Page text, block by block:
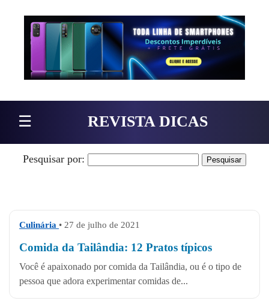
Pular para o conteúdo
☰ REVISTA DICAS
Pesquisar por:
Culinária • 27 de julho de 2021
Comida da Tailândia: 12 Pratos típicos
Você é apaixonado por comida da Tailândia, ou é o tipo de
pessoa que adora experimentar comidas de...